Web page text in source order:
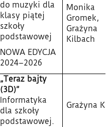
do muzyki dla
klasy piątej
szkoły
podstawowej
NOWA EDYCJA
2024–2026
Monika
Gromek,
Grażyna
Kilbach
„Teraz bajty
(3D)”
Informatyka
dla szkoły
podstawowej.
Grażyna